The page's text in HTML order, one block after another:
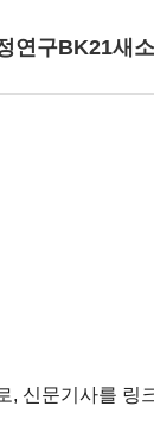
연구BK21새
신문기사를